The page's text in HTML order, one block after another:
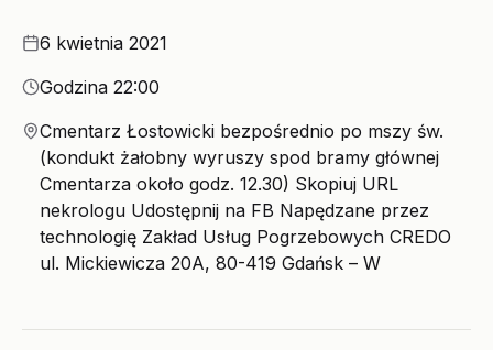
Data
6 kwietnia 2021
Godzina
Godzina 22:00
Miejsce
Cmentarz Łostowicki bezpośrednio po mszy św.
(kondukt żałobny wyruszy spod bramy głównej
Cmentarza około godz. 12.30) Skopiuj URL
nekrologu Udostępnij na FB Napędzane przez
technologię Zakład Usług Pogrzebowych CREDO
ul. Mickiewicza 20A, 80-419 Gdańsk – W